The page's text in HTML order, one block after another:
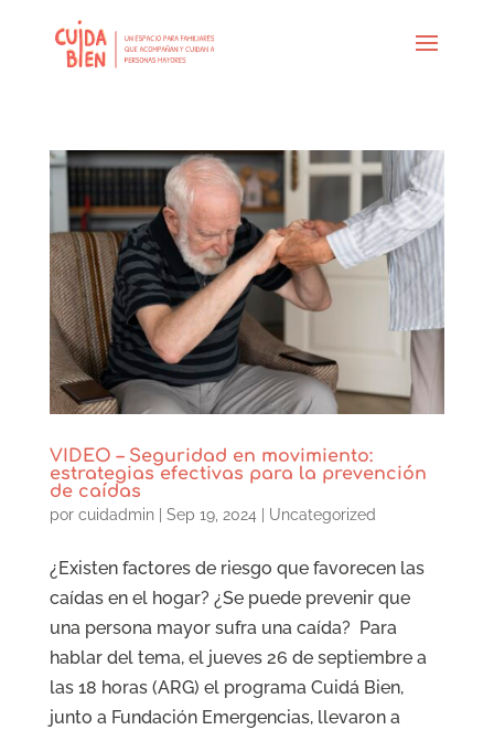
VIDEO – Seguridad en movimiento:
estrategias efectivas para la prevención
de caídas
por cuidadmin| Sep 19, 2024 Uncategorized
¿Existen factores de riesgo que favorecen las
caídas en el hogar? ¿Se puede prevenir que
una persona mayor sufra una caída? Para
hablar del tema, el jueves 26 de septiembre a
las 18 horas (ARG) el programa Cuidá Bien,
junto a Fundación Emergencias, llevaron a